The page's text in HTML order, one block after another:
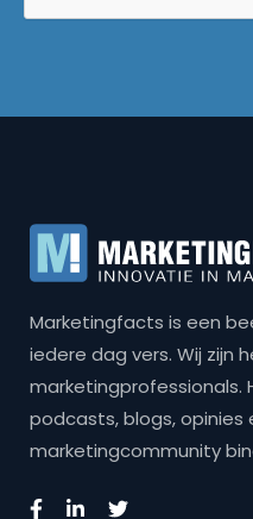
Marketingfacts is een
iedere dag vers. Wij zijn
marketingprofessionals.
podcasts, blogs, opinies
marketingcommunity